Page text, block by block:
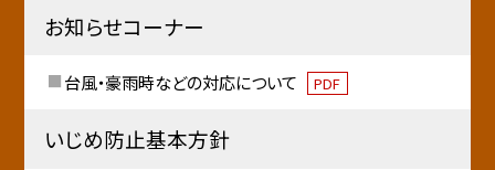
お知らせコーナー
台風・豪雨時などの対応について PDF
いじめ防止基本方針